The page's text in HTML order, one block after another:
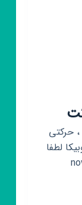
لطفا